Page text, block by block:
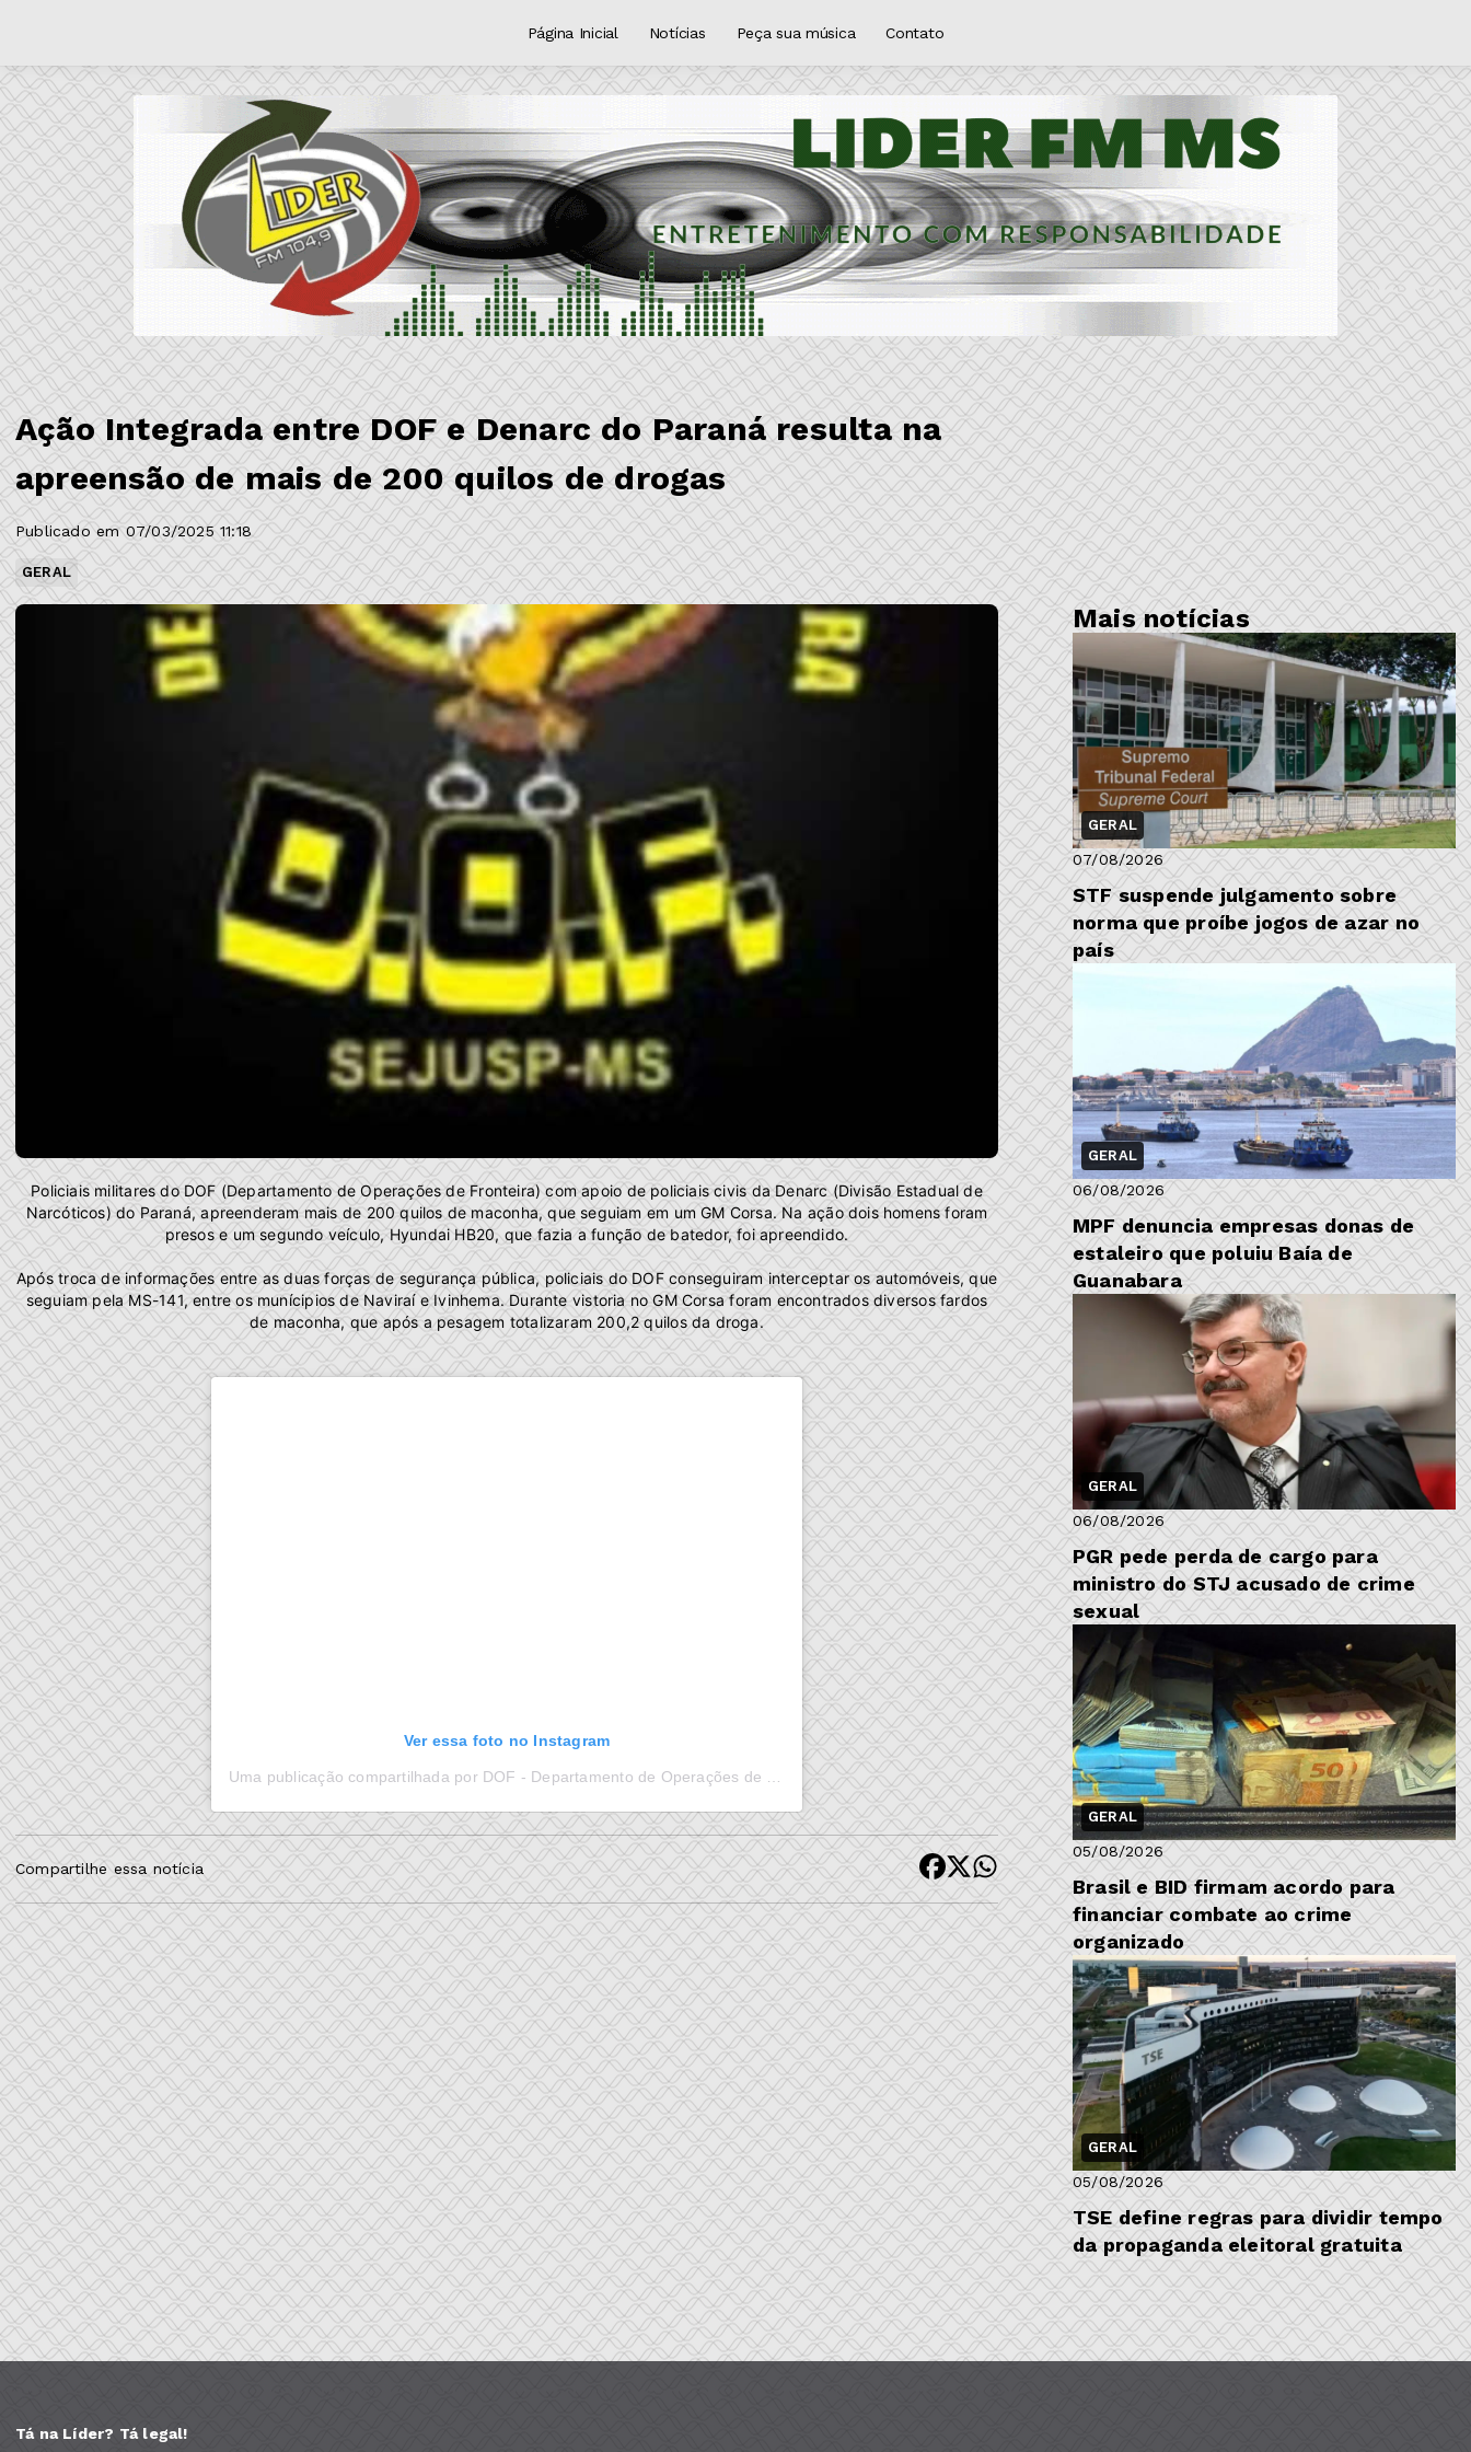
Página Inicial Notícias Peça sua música Contato
Ação Integrada entre DOF e Denarc do Paraná resulta na
apreensão de mais de 200 quilos de drogas
Publicado em 07/03/2025 11:18
GERAL
Policiais militares do DOF (Departamento de Operações de Fronteira) com apoio de policiais civis da Denarc (Divisão Estadual de
Narcóticos) do Paraná, apreenderam mais de 200 quilos de maconha, que seguiam em um GM Corsa. Na ação dois homens foram
presos e um segundo veículo, Hyundai HB20, que fazia a função de batedor, foi apreendido.
Após troca de informações entre as duas forças de segurança pública, policiais do DOF conseguiram interceptar os automóveis, que
seguiam pela MS-141, entre os munícipios de Naviraí e Ivinhema. Durante vistoria no GM Corsa foram encontrados diversos fardos
de maconha, que após a pesagem totalizaram 200,2 quilos da droga.
Ver essa foto no Instagram
Compartilhe essa notícia
Mais notícias
GERAL
07/08/2026
STF suspende julgamento sobre
norma que proíbe jogos de azar no
país
GERAL
06/08/2026
MPF denuncia empresas donas de
estaleiro que poluiu Baía de
Guanabara
GERAL
06/08/2026
PGR pede perda de cargo para
ministro do STJ acusado de crime
sexual
GERAL
05/08/2026
Brasil e BID firmam acordo para
financiar combate ao crime
organizado
GERAL
05/08/2026
TSE define regras para dividir tempo
da propaganda eleitoral gratuita
Tá na Líder? Tá legal!